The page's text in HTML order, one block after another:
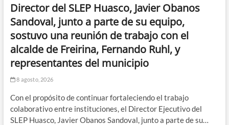
Director del SLEP Huasco, Javier Obanos
Sandoval, junto a parte de su equipo,
sostuvo una reunión de trabajo con el
alcalde de Freirina, Fernando Ruhl, y
representantes del municipio
8 agosto, 2026
Con el propósito de continuar fortaleciendo el trabajo
colaborativo entre instituciones, el Director Ejecutivo del
SLEP Huasco, Javier Obanos Sandoval, junto a parte de su…